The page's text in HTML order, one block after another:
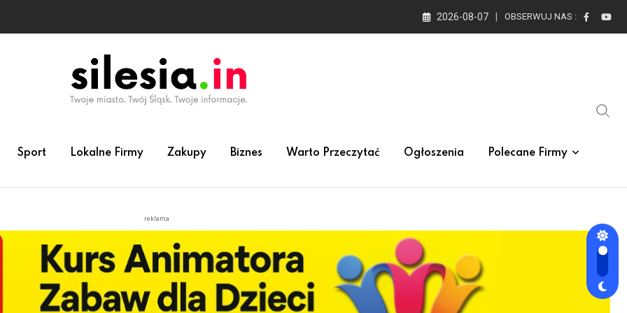
2026-08-07 OBSERWUJ NAS :
Sport Lokalne Firmy Zakupy Biznes Warto Przeczytać Ogłoszenia Polecane Firmy
reklama